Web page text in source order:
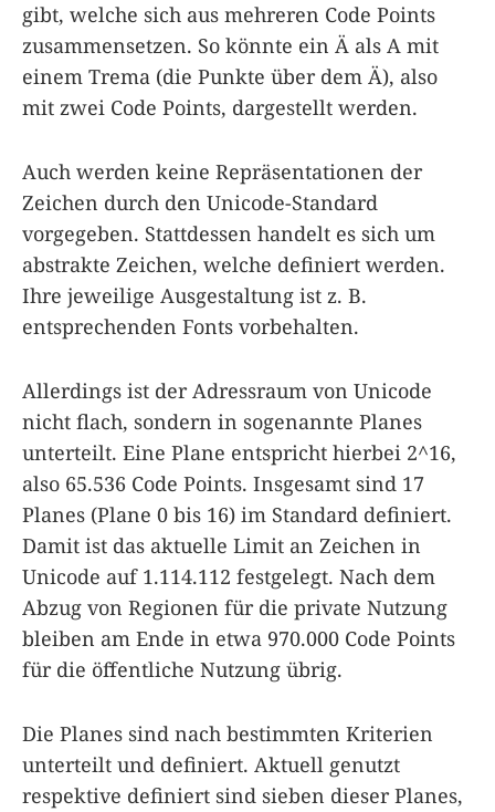
gibt, welche sich aus mehreren Code Points
zusammensetzen. So könnte ein Ä als A mit
einem Trema (die Punkte über dem Ä), also
mit zwei Code Points, dargestellt werden.
Auch werden keine Repräsentationen der
Zeichen durch den Unicode-Standard
vorgegeben. Stattdessen handelt es sich um
abstrakte Zeichen, welche definiert werden.
Ihre jeweilige Ausgestaltung ist z. B.
entsprechenden Fonts vorbehalten.
Allerdings ist der Adressraum von Unicode
nicht flach, sondern in sogenannte Planes
unterteilt. Eine Plane entspricht hierbei 2^16,
also 65.536 Code Points. Insgesamt sind 17
Planes (Plane 0 bis 16) im Standard definiert.
Damit ist das aktuelle Limit an Zeichen in
Unicode auf 1.114.112 festgelegt. Nach dem
Abzug von Regionen für die private Nutzung
bleiben am Ende in etwa 970.000 Code Points
für die öffentliche Nutzung übrig.
Die Planes sind nach bestimmten Kriterien
unterteilt und definiert. Aktuell genutzt
respektive definiert sind sieben dieser Planes,